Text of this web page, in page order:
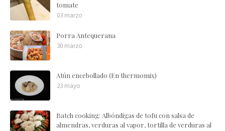
tomate
03 marzo
Porra Antequerana
30 marzo
Atún encebollado (En thermomix)
23 mayo
Batch cooking: Albóndigas de tofu con salsa de
almendras, verduras al vapor, tortilla de verduras al